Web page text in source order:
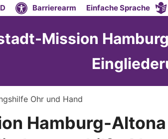
Barrierearm Einfache Sprache
Mission
Ohr und Hand
Hamburg-Altona